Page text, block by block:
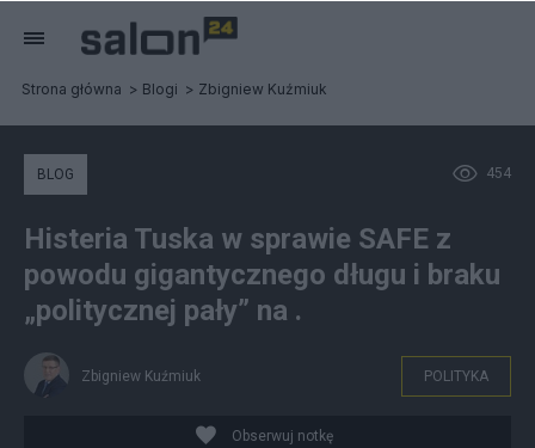
Strona główna Blogi Zbigniew Kuźmiuk
454
BLOG
Histeria Tuska w sprawie SAFE z
powodu gigantycznego długu i braku
„politycznej pały” na .
Zbigniew Kuźmiuk POLITYKA
Obserwuj notkę